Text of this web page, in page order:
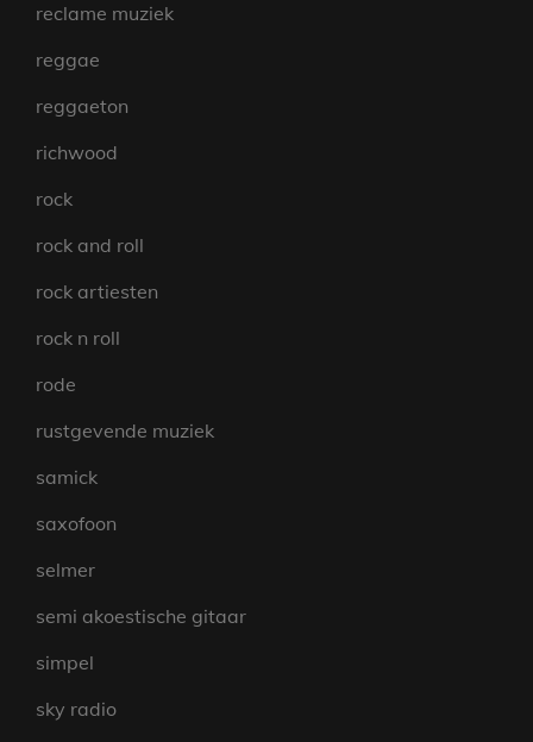
reclame muziek
reggae
reggaeton
richwood
rock
rock and roll
rock artiesten
rock n roll
rode
rustgevende muziek
samick
saxofoon
selmer
semi akoestische gitaar
simpel
sky radio